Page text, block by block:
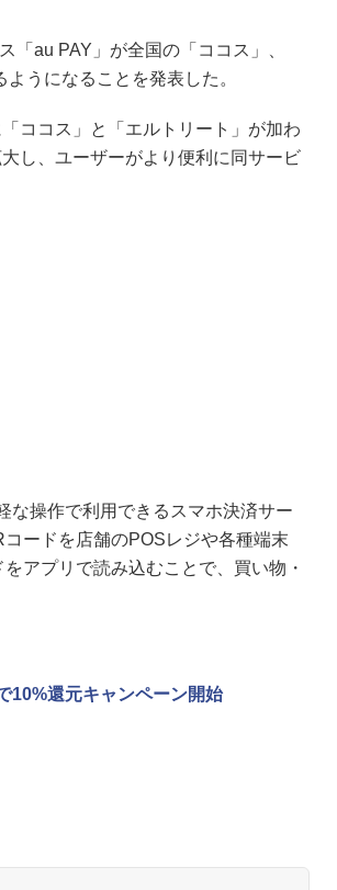
au PAY」が全国の「ココス」、
うになることを発表した。
ココス」と「エルトリート」が加わ
し、ユーザーがより便利に同サービ
操作で利用できるスマホ決済サー
ードを店舗のPOSレジや各種端末
アプリで読み込むことで、買い物・
10%還元キャンペーン開始